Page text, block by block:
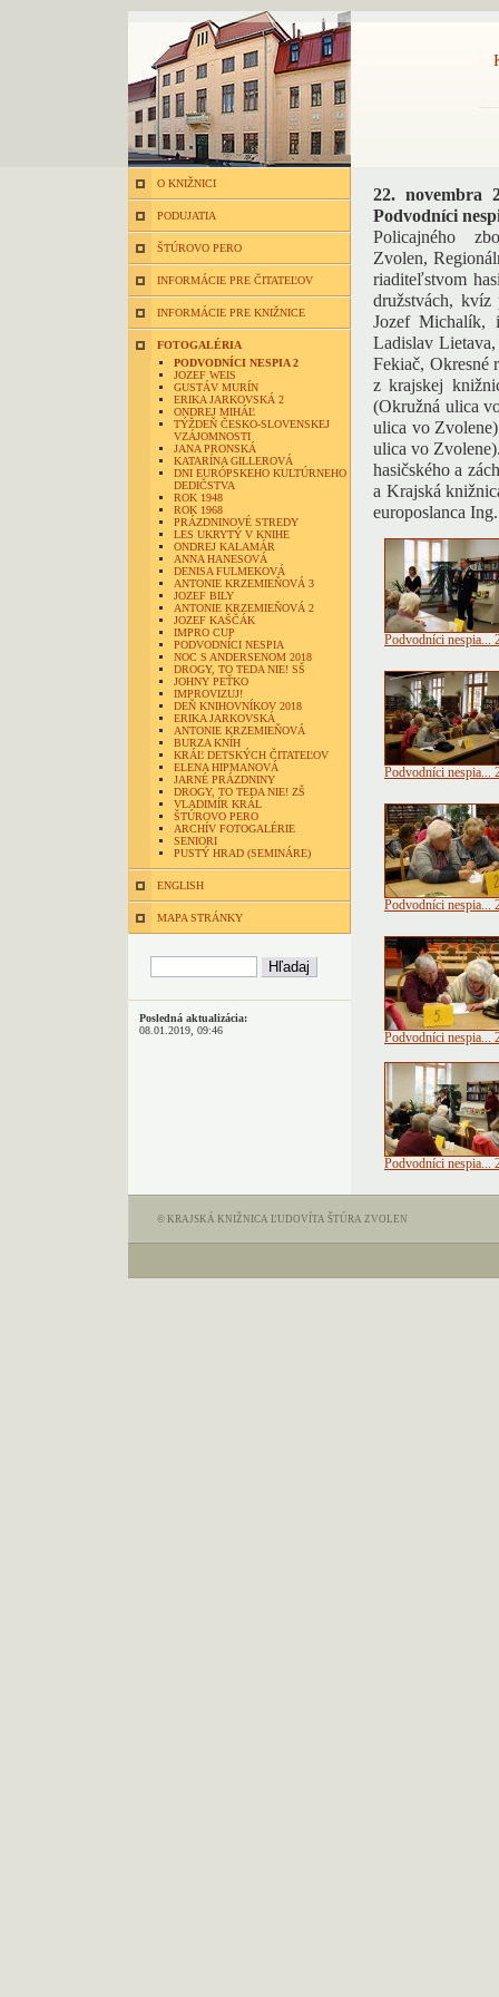
O KNIŽNICI
PODUJATIA
ŠTÚROVO PERO
INFORMÁCIE PRE ČITATEĽOV
INFORMÁCIE PRE KNIŽNICE
FOTOGALÉRIA
PODVODNÍCI NESPIA 2
JOZEF WEIS
GUSTÁV MURÍN
ERIKA JARKOVSKÁ 2
ONDREJ MIHÁĽ
TÝŽDEŇ ČESKO-SLOVENSKEJ
VZÁJOMNOSTI
JANA PRONSKÁ
KATARÍNA GILLEROVÁ
DNI EURÓPSKEHO KULTÚRNEHO
DEDIČSTVA
ROK 1948
ROK 1968
PRÁZDNINOVÉ STREDY
LES UKRYTÝ V KNIHE
ONDREJ KALAMÁR
ANNA HANESOVÁ
DENISA FULMEKOVÁ
ANTONIE KRZEMIEŇOVÁ 3
JOZEF BILY
ANTONIE KRZEMIEŇOVÁ 2
JOZEF KAŠČÁK
IMPRO CUP
PODVODNÍCI NESPIA
NOC S ANDERSENOM 2018
DROGY, TO TEDA NIE! SŠ
JOHNY PEŤKO
IMPROVIZUJ!
DEŇ KNIHOVNÍKOV 2018
ERIKA JARKOVSKÁ
ANTONIE KRZEMIEŇOVÁ
BURZA KNÍH
KRÁĽ DETSKÝCH ČITATEĽOV
ELENA HIPMANOVÁ
JARNÉ PRÁZDNINY
DROGY, TO TEDA NIE! ZŠ
VLADIMÍR KRÁL
ŠTÚROVO PERO
ARCHÍV FOTOGALÉRIE
SENIORI
PUSTÝ HRAD (SEMINÁRE)
ENGLISH
MAPA STRÁNKY
Posledná aktualizácia:
08.01.2019, 09:46
22. novembra
Podvodníci
Policajného
Zvolen,
riaditeľstvom
družstvách, kvíz
Jozef Michalík,
Ladislav
Fekiač, Okresné
z krajskej
(Okružná ulica
ulica vo
ulica vo
hasičského a
a Krajská
europoslanca
Podvodníci nespia...
Podvodníci nespia...
Podvodníci nespia...
Podvodníci nespia...
Podvodníci nespia...
© KRAJSKÁ KNIŽNICA ĽUDOVÍTA ŠTÚRA ZVOLEN